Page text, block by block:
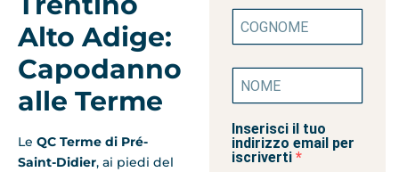
Alto Adige:
Capodanno
alle Terme
Le QC Terme di Pré-
Saint-Didier, ai piedi del
Inserisci il tuo
indirizzo email per
iscriverti